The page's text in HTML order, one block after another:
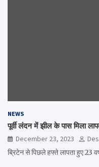
NEWS
पूर्वी लंदन में झील के पास मिला
December 23, 2023
ब्रिटेन से पिछले हफ्ते लापता हुए 23